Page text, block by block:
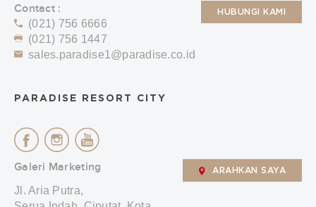
Contact :
(021) 756 6666
(021) 756 1447
sales.paradise1@paradise.co.id
HUBUNGI KAMI
PARADISE RESORT CITY
Galeri Marketing
Jl. Aria Putra,
ARAHKAN SAYA